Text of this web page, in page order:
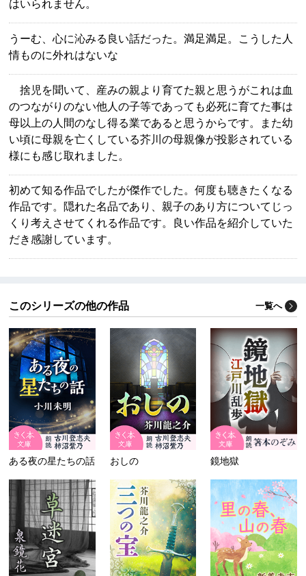
はいられません。
うーむ、心に沁みる良い話だった。満足満足。こうした人
情ものに外れはないな
捨児を聞いて、産みの親より育てた親と思うがこれは血
のつながりのない他人の子等であっても必死に育てた事は
母以上の人間のなし得る業であると思うからです。また幼
い頃に母親を亡くしている芥川の母親像が投影されている
様にも感じ取れました。
初めて知る作品でしたが傑作でした。何度も聴きたくなる
作品です。隠れた名品であり、親子のあり方についてじっ
くり考えさせてくれる作品です。良い作品を紹介していた
だき感謝しています。
このシリーズの他の作品 一覧へ
ある夜の星たちの話 おしの 鏡地獄